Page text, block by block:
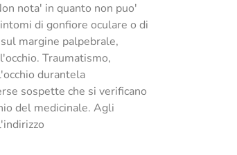
nota' in quanto non puo'
di gonfiore oculare o di
margine palpebrale,
Traumatismo,
durantela
sospette che si verificano
del medicinale. Agli